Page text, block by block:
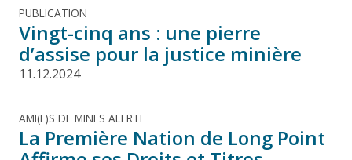
PUBLICATION
Vingt-cinq ans : une pierre
d’assise pour la justice minière
11.12.2024
AMI(E)S DE MINES ALERTE
La Première Nation de Long Point